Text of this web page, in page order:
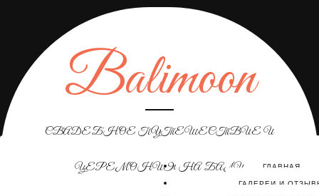
Balimoon
СВАДЕБНОЕ ПУТЕШЕСТВИЕ И
ЦЕРЕМОНИЯ НА БАЛИ ГЛАВНАЯ
ГАЛЕРЕИ И